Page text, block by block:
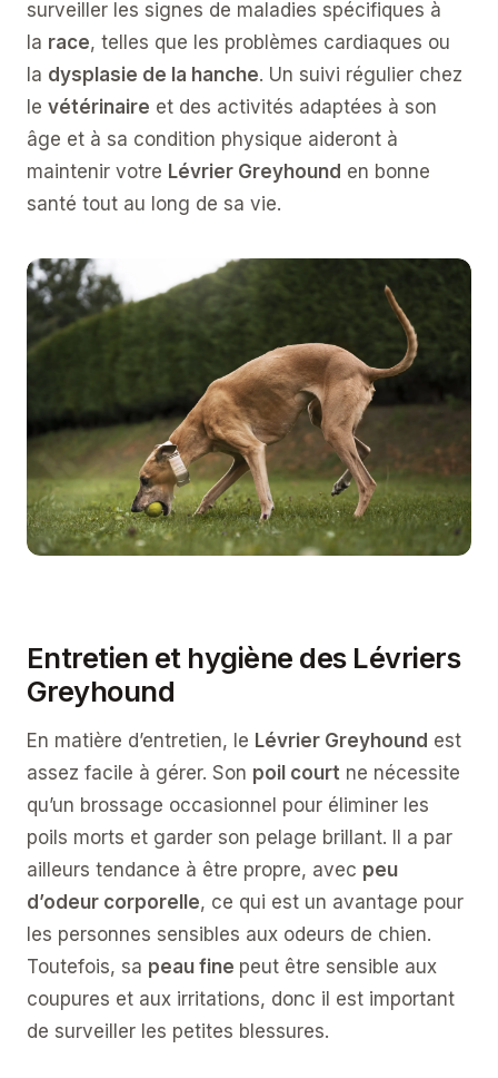
surveiller les signes de maladies spécifiques à
la race, telles que les problèmes cardiaques ou
la dysplasie de la hanche. Un suivi régulier chez
le vétérinaire et des activités adaptées à son
âge et à sa condition physique aideront à
maintenir votre Lévrier Greyhound en bonne
santé tout au long de sa vie.
Entretien et hygiène des Lévriers
Greyhound
En matière d’entretien, le Lévrier Greyhound est
assez facile à gérer. Son poil court ne nécessite
qu’un brossage occasionnel pour éliminer les
poils morts et garder son pelage brillant. Il a par
ailleurs tendance à être propre, avec peu
d’odeur corporelle, ce qui est un avantage pour
les personnes sensibles aux odeurs de chien.
Toutefois, sa peau fine peut être sensible aux
coupures et aux irritations, donc il est important
de surveiller les petites blessures.